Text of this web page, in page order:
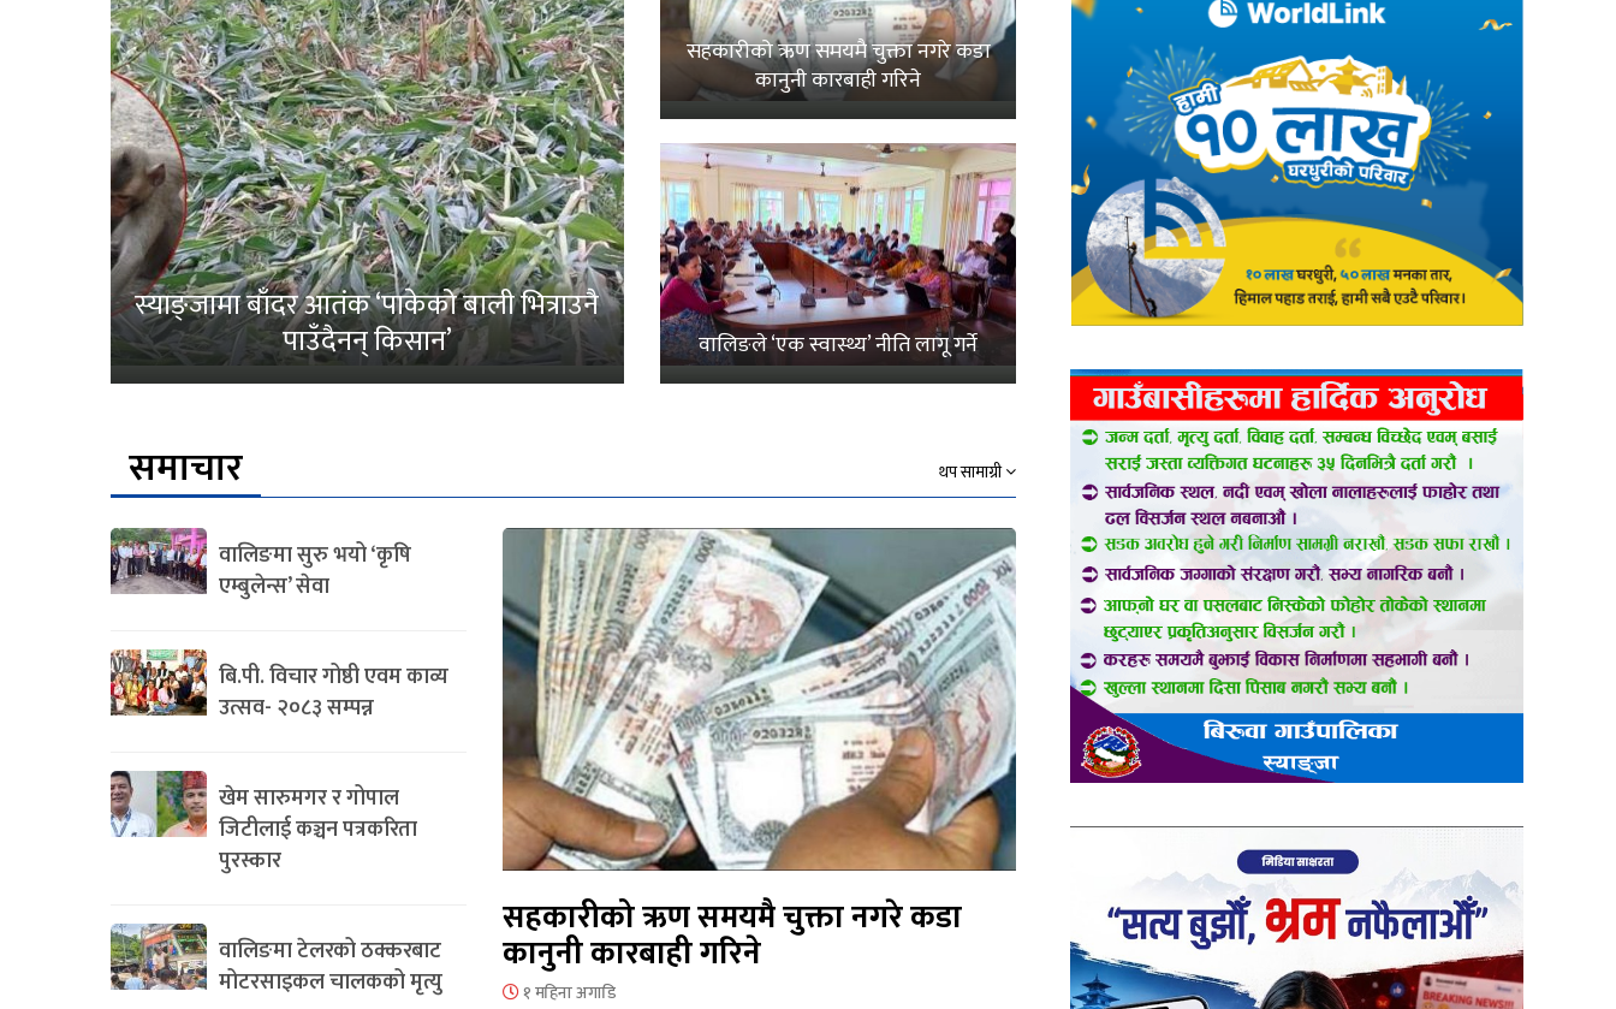
स्याङ्जामा बाँदर आतंक ‘पाकेको बाली भित्राउनै
पाउँदैनन् किसान’
सहकारीको ऋण समयमै चुक्ता नगरे कडा
कानुनी कारबाही गरिने
वालिङले ‘एक स्वास्थ्य’ नीति लागू गर्ने
समाचार थप सामाग्री
वालिङमा सुरु भयो ‘कृषि
एम्बुलेन्स’ सेवा
बि.पी. विचार गोष्ठी एवम काव्य
उत्सव- २०८३ सम्पन्न
खेम सारुमगर र गोपाल
जिटीलाई कञ्चन पत्रकरिता
पुरस्कार
वालिङमा टेलरको ठक्करबाट
मोटरसाइकल चालकको मृत्यु
सहकारीको ऋण समयमै चुक्ता नगरे कडा
कानुनी कारबाही गरिने
१ महिना अगाडि